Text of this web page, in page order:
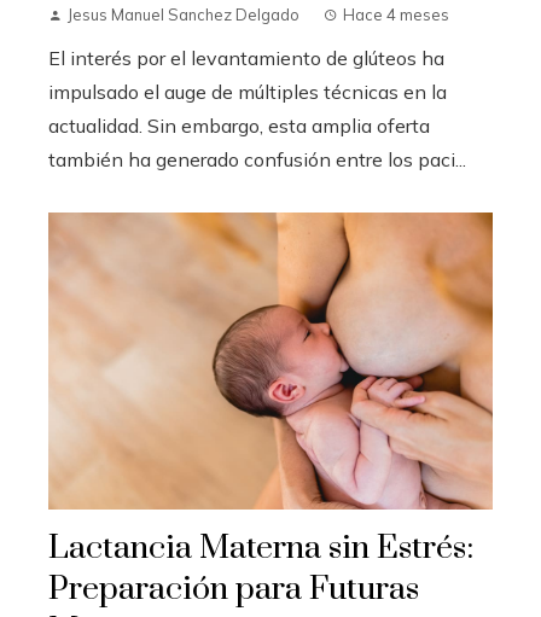
Jesus Manuel Sanchez Delgado Hace 4 meses
El interés por el levantamiento de glúteos ha
impulsado el auge de múltiples técnicas en la
actualidad. Sin embargo, esta amplia oferta
también ha generado confusión entre los paci...
Lactancia Materna sin Estrés:
Preparación para Futuras